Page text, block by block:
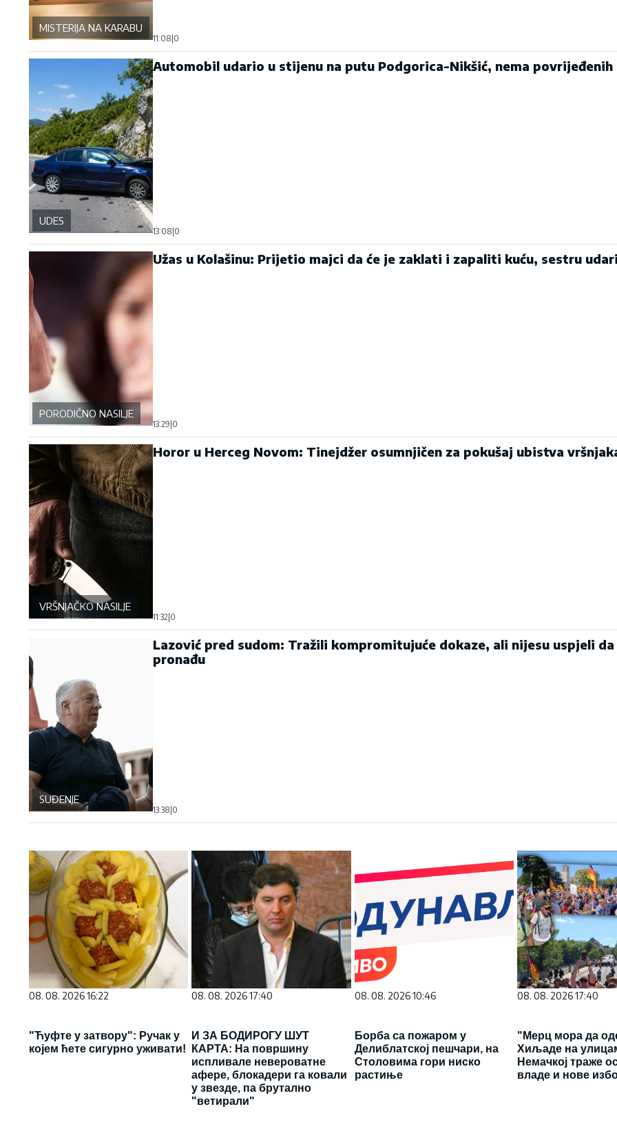
MISTERIJA NA KARABURMI
11:08 0
UDES
Automobil udario u stijenu na putu Podgorica-Nikšić, nema povrijeđenih
13:08 0
PORODIČNO NASILJE
Užas u Kolašinu: Prijetio majci da će je zaklati i zapaliti kuću, sestru
13:29 0
VRŠNJAČKO NASILJE
Horor u Herceg Novom: Tinejdžer osumnjičen za pokušaj ubistva
11:32 0
SUĐENJE
Lazović pred sudom: Tražili kompromitujuće dokaze, ali nijesu uspjeli
pronađu
13:38 0
08. 08. 2026 16:22
"Ћуфте у затвору": Ручак у
којем ћете сигурно уживати!
08. 08. 2026 17:40
И ЗА БОДИРОГУ ШУТ
КАРТА: На површину
испливале невероватне
афере, блокадери га ковали
у звезде, па брутално
"ветирали"
08. 08. 2026 10:46
Борба са пожаром у
Делиблатској пешчари, на
Столовима гори ниско
растиње
08. 08. 2026 17:40
"Мерц мора да
Хиљаде на
Немачкој траже
владе и нове